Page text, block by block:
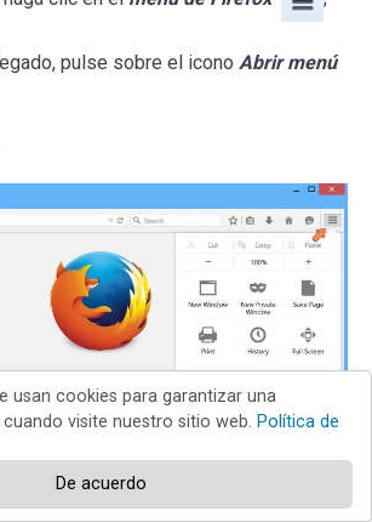
pulse sobre el icono Abrir menú
usan cookies para garantizar una
visite nuestro sitio web. Política de
De acuerdo